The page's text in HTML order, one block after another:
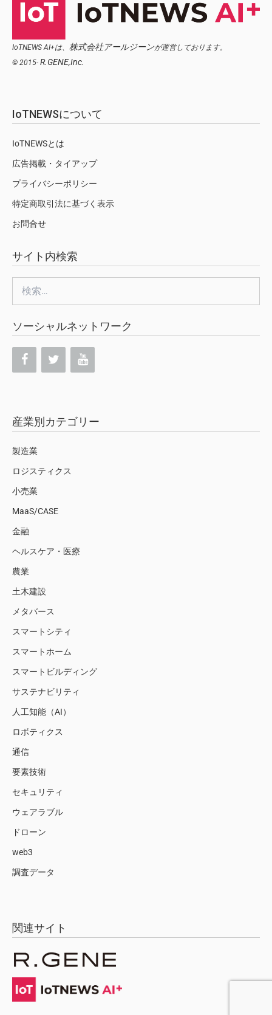
IoTNEWS AI+は、 株式会社アールジーンが運営しております。
© 2015- R.GENE,Inc.
IoTNEWSについて
IoTNEWSとは
広告掲載・タイアップ
プライバシーポリシー
特定商取引法に基づく表示
お問合せ
サイト内検索
索:
ソーシャルネットワーク
産業別カテゴリー
製造業
ロジスティクス
小売業
MaaS/CASE
金融
ヘルスケア・医療
農業
土木建設
メタバース
スマートシティ
スマートホーム
スマートビルディング
サステナビリティ
人工知能（AI）
ロボティクス
通信
要素技術
セキュリティ
ウェアラブル
ドローン
web3
調査データ
関連サイト